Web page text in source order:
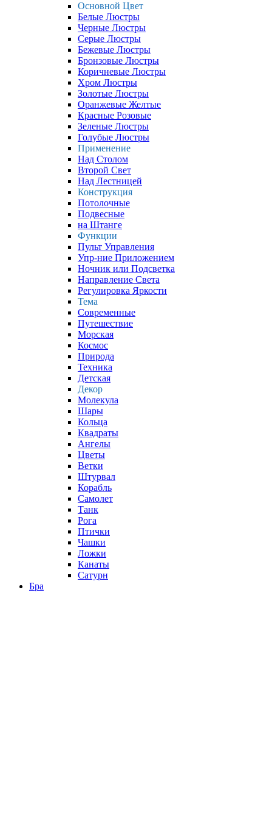
Основной Цвет
Белые Люстры
Черные Люстры
Серые Люстры
Бежевые Люстры
Бронзовые Люстры
Коричневые Люстры
Хром Люстры
Золотые Люстры
Оранжевые Желтые
Красные Розовые
Зеленые Люстры
Голубые Люстры
Применение
Над Столом
Второй Свет
Над Лестницей
Конструкция
Потолочные
Подвесные
на Штанге
Функции
Пульт Управления
Упр-ние Приложением
Ночник или Подсветка
Направление Света
Регулировка Яркости
Тема
Современные
Путешествие
Морская
Космос
Природа
Техника
Детская
Декор
Молекула
Шары
Кольца
Квадраты
Ангелы
Цветы
Ветки
Штурвал
Корабль
Самолет
Танк
Рога
Птички
Чашки
Ложки
Канаты
Сатурн
Бра